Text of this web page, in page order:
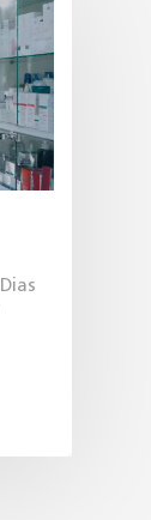
Dias